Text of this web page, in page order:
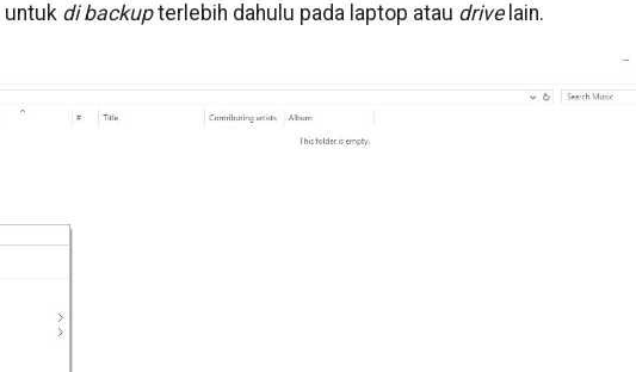
untuk di backupterlebih dahulu pada laptop atau drivelain.